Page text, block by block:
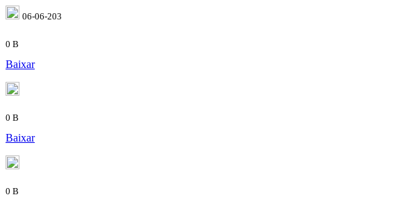
06-06-203
0 B
Baixar
0 B
Baixar
0 B